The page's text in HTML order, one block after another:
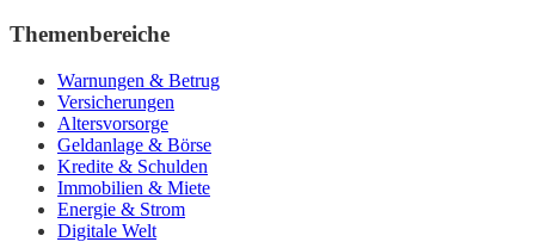
Themenbereiche
Warnungen & Betrug
Versicherungen
Altersvorsorge
Geldanlage & Börse
Kredite & Schulden
Immobilien & Miete
Energie & Strom
Digitale Welt